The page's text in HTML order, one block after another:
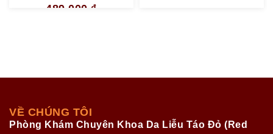
489.000 ₫
VỀ CHÚNG TÔI
Phòng Khám Chuyên Khoa Da Liễu Táo Đỏ (Red